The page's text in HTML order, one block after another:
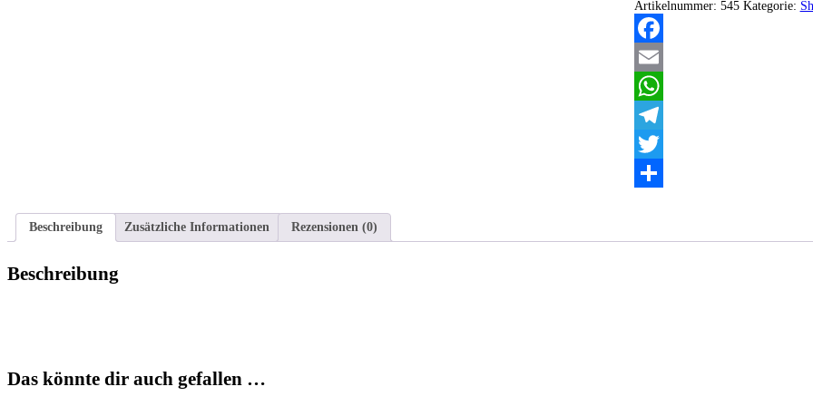
Artikelnummer: 545 Kategorie:
Facebook
Email
WhatsApp
Telegram
Twitter
Beschreibung
Zusätzliche Informationen Rezensionen (0)
Beschreibung
Das könnte dir auch gefallen …